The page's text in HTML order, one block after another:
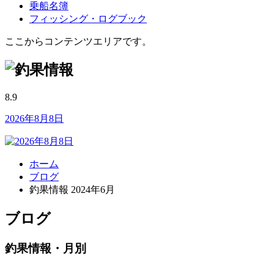
乗船名簿
フィッシング・ログブック
ここからコンテンツエリアです。
8.9
2026年8月8日
ホーム
ブログ
釣果情報 2024年6月
ブログ
釣果情報・月別